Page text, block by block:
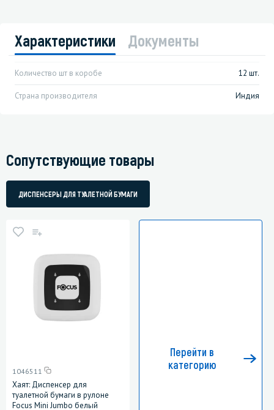
Характеристики Документы
Количество шт в коробе 12 шт.
Страна производителя Индия
Сопутствующие товары
ДИСПЕНСЕРЫ ДЛЯ ТУАЛЕТНОЙ БУМАГИ
1046511
Хаят: Диспенсер для
туалетной бумаги в рулоне
Focus Mini Jumbo белый
Перейти в
категорию